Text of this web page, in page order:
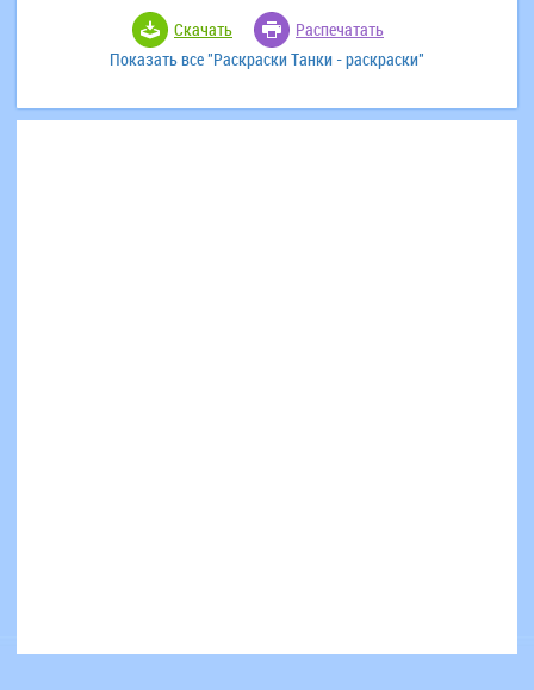
Скачать
Распечатать
Показать все "Раскраски Танки - раскраски"